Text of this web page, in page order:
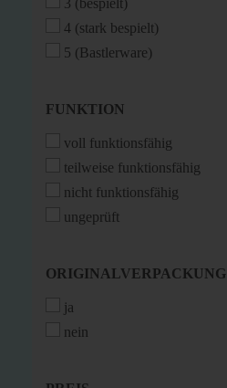
3 (bespielt)
4 (stark bespielt)
5 (Bastlerware)
FUNKTION
FUNKTION
voll funktionsfähig
teilweise funktionsfähig
nicht funktionsfähig
ungeprüft
ORIGINALVERPACKUNG
ORIGINALVERPACKUNG
ja
nein